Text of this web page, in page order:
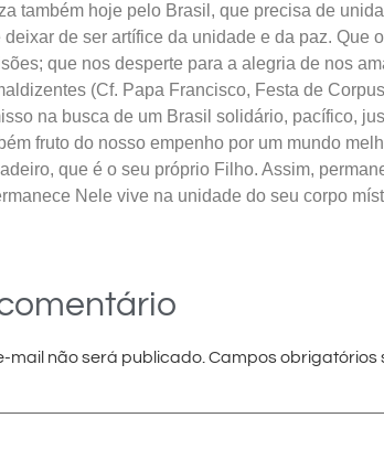
também hoje pelo Brasil, que precisa de
de ser artífice da unidade e da paz. Que
que nos desperte para a alegria de nos
(Cf. Papa Francisco, Festa de
na busca de um Brasil solidário, pacífico,
fruto do nosso empenho por um mundo
que é o seu próprio Filho. Assim,
Nele vive na unidade do seu corpo
mail não será publicado. Campos obrigatórios